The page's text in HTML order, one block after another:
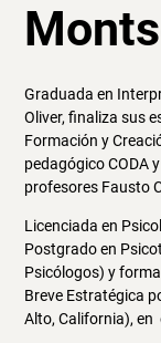
Graduada en
Oliver, finaliza sus
Formación y
pedagógico CODA
profesores Fausto
Licenciada en
Postgrado en
Psicólogos) y
Breve Estratégica
Alto, California), en